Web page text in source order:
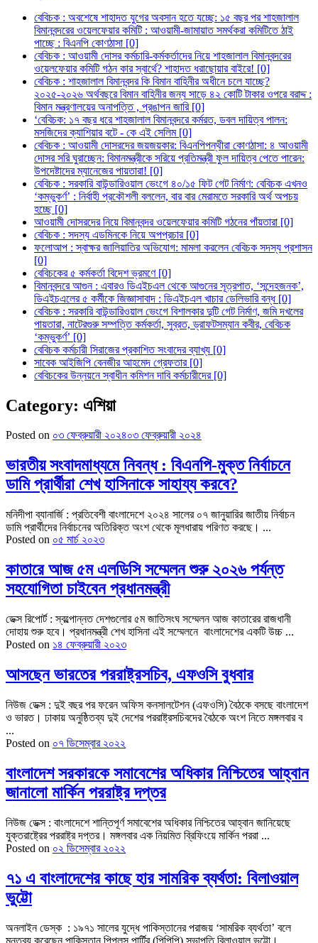
বেবিচক : অবশেষে শাহাদত যুগের অবসান হতে যচ্ছে: ১৫ বছর পর শাহজালাল
বিমানবন্দরের ওয়েলফেয়ার কমিটি : আওয়ামী-জামায়াত সমর্থকরা কমিটিতে ঠাই
পাচ্ছে : বিএনপি কোণঠাসা [0]
বেবিচক : আওয়ামী দোসর কর্মচারি-কর্মকর্তাদের নিয়ে শাহজালাল বিমানবন্দরের
ওয়েলফেয়ার কমিটি গঠন কার স্বার্থে? শাহাদত ধরাছোয়ার বাইরে! [0]
বেবিচক : শাহজালাল বিমানবন্দর কি বিমান বাহিনীর অধীনে চলে যাচ্ছে?
২০২৫-২০২৬ অর্থবছরে বিমান বাহিনীর জন্য সাড়ে ৪২ কোটি টাকার ওপরে বরাদ্দ :
বিমান মন্ত্রণালয়ের অনাপত্তি , প্রঙাপন জারি [0]
‘বেবিচক: ১৭ বছর ধরে শাহজালাল বিমানবন্দরে কর্মরত, ডবল দায়িত্ব পালন:
মসজিদের ক্যাশিয়ার বটে - কে এই সেলিম [0]
বেবিচক : আওয়ামী দোসরদের জয়জয়কার: বিএনপিপন্থীরা কোণঠাসা: ৪ আওয়ামী
দোসর সরি ঘুরাচ্ছেন: বিমানমন্ত্রীকে সরিয়ে প্রতিমন্ত্রী ফুল দায়িত্ব পেতে পারেন:
উপদেষ্টাদের ম্যানেজের পায়তারা! [0]
বেবিচক : সরকারি বাউন্ডারিওয়াল ভেংগে ৪০/১৫ ফিট গেট নির্মাণ: বেবিচক এখনও
‘কম্ভুকর্ণ’ : নির্বাহী প্রকৌশলী বললেন, বার বার মেরামতে সরকারি অর্থ অপচয়
হচ্ছে [0]
আওয়ামী দোসরদের নিয়ে বিমানবন্দর ওয়েলফেয়ার কমিটি গঠনের পাঁয়তারা [0]
বেবিচক : সদস্য এডমিনকে নিয়ে অপপ্রচার [0]
ফলোআপ : স্বাক্ষর জালিয়াতির অভিযোগ: মামলা করলেন বেবিচক সদস্য প্রশাসন
[0]
বেবিচকের ৫ কর্মকর্তা বিদেশ ভ্রমণে [0]
বিমানবন্দরে আগুন : এবারও ডিএইচএল থেকে আগুনের সূত্রপাত, ‘সন্দেহজনক’,
ডিএইচএলের ৫ কর্মীকে জিজ্ঞাসাবাদ : ডিএইচএল খাচার ডেলিভারি বন্ধ [0]
বেবিচক : সরকারি বাউন্ডারিওয়াল ভেংগে বিশালকার দুটি গেট নির্মাণ, জমি দখলের
পায়তারা, নাটেরগুরু সম্পত্তি কর্মকর্তা, সুব্রত, ড্রাফটসম্যান কবীর, বেবিচক
‘কম্ভুকর্ণ’ [0]
বেবিচক কর্মচারী সিরাজের প্রকাশিত সংবাদের ব্যাখ্য [0]
সাবেক আইজিপি বেনজীর আহমেদ গ্রেফতার [0]
বেবিচকের উন্নয়নে স্বাধীন কমিশন দাবি কর্মচারীদের [0]
Category: এশিয়া
Posted on ০৩ ফেব্রুয়ারী ২০২৪০৩ ফেব্রুয়ারী ২০২৪
ভারতীয় সংবাদমাধ্যমে নিবন্ধ : বিএনপি-মুক্ত নির্বাচনে
ডামি প্রার্থীরা শেখ হাসিনাকে সাহায্য করবে?
মনিদীপা ব্যানার্জি : প্রতিবেশী বাংলাদেশে ২০২৪ সালের ০৭ জানুয়ারির জাতীয় নির্বাচন
ডামি প্রার্থীদের নির্বাচনের অতিরিক্ত অংশ থেকে মূলধারায় পরিণত করছে। ...
Posted on ০৫ মার্চ ২০২৩
কাতারে আজ ৫ম এলডিসি সম্মেলন শুরু ২০২৬ পর্যন্ত
সহযোগিতা চাইবেন প্রধানমন্ত্রী
ডেক্স রিপোর্ট : স্বল্পোন্নত দেশগুলোর ৫ম জাতিসংঘ সম্মেলন আজ কাতারের রাজধানী
দোহায় শুরু হবে। প্রধানমন্ত্রী শেখ হাসিনা এই সম্মেলনে বাংলাদেশের একটি উচ্চ ...
Posted on ১৪ ফেব্রুয়ারী ২০২৩
আসছেন ভারতের পররাষ্ট্রসচিব, এফওসি বুধবার
নিউজ ডেক্স : দুই বছর পর ফরেন অফিস কনসালটেশন (এফওসি) বৈঠকে বসছে বাংলাদেশ
ও ভারত। ঢাকায় অনুষ্ঠিতব্য দুই দেশের পররাষ্ট্রসচিবদের বৈঠকে অংশ নিতে মঙ্গলবার ব
...
Posted on ০৭ ডিসেম্বার ২০২২
বাংলাদেশ সরকারকে সমাবেশের অধিকার নিশ্চিতের আহ্বান
জানালো মার্কিন পররাষ্ট্র দপ্তর
নিউজ ডেক্স : বাংলাদেশে শান্তিপূর্ণ সমাবেশের অধিকার নিশ্চিতের আহ্বান জানিয়েছে
যুক্তরাষ্ট্রের পররাষ্ট্র দপ্তর। মঙ্গলবার এক নিয়মিত ব্রিফিংয়ে মার্কিন পররা ...
Posted on ০২ ডিসেম্বার ২০২২
৭১ এ বাংলাদেশের কাছে হার সামরিক ব্যর্থতা: বিলাওয়াল
ভুট্টো
অনলাইন ডেস্ক : ১৯৭১ সালের যুদ্ধে পাকিস্তানের পরাজয় ‘সামরিক ব্যর্থতা’ বলে